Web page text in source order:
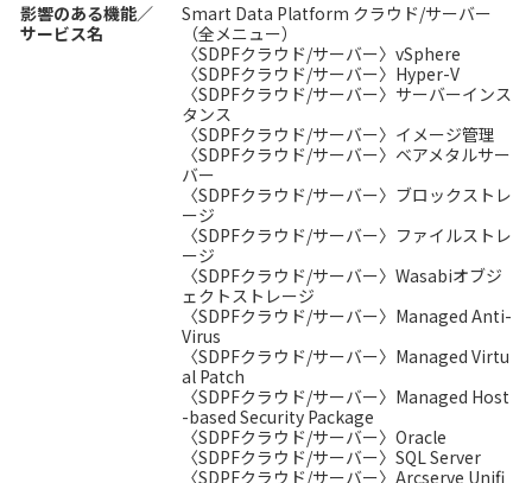
影響のある機能／
サービス名
Smart Data Platform クラウド/サーバー
（全メニュー）
〈SDPFクラウド/サーバー〉vSphere
〈SDPFクラウド/サーバー〉Hyper-V
〈SDPFクラウド/サーバー〉サーバーインス
タンス
〈SDPFクラウド/サーバー〉イメージ管理
〈SDPFクラウド/サーバー〉ベアメタルサー
バー
〈SDPFクラウド/サーバー〉ブロックストレ
ージ
〈SDPFクラウド/サーバー〉ファイルストレ
ージ
〈SDPFクラウド/サーバー〉Wasabiオブジ
ェクトストレージ
〈SDPFクラウド/サーバー〉Managed Anti-
Virus
〈SDPFクラウド/サーバー〉Managed Virtu
al Patch
〈SDPFクラウド/サーバー〉Managed Host
-based Security Package
〈SDPFクラウド/サーバー〉Oracle
〈SDPFクラウド/サーバー〉SQL Server
〈SDPFクラウド/サーバー〉Arcserve Unifi